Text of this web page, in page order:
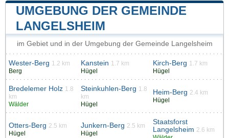
UMGEBUNG DER GEMEINDE
LANGELSHEIM
im Gebiet und in der Umgebung der Gemeinde Langelsheim
Wester-Berg 1.2 km
Berg
Kanstein 1.7 km
Hügel
Kirch-Berg 1.7 km
Hügel
Bredelemer Holz 1.8
km
Wälder
Steinkuhlen-Berg 1.8
km
Hügel
Heim-Berg 2.4 km
Hügel
Otters-Berg 2.5 km
Hügel
Junkern-Berg 2.5 km
Hügel
Staatsforst
Langelsheim 2.6 km